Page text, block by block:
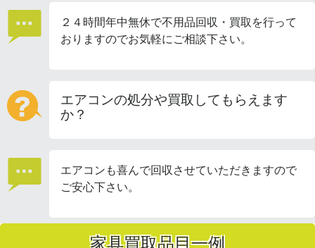
２４時間年中無休で不用品回収・買取を行って
おりますのでお気軽にご相談下さい。
エアコンの処分や買取してもらえます
か？
エアコンも喜んで回収させていただきますので
ご安心下さい。
家具買取品目一例